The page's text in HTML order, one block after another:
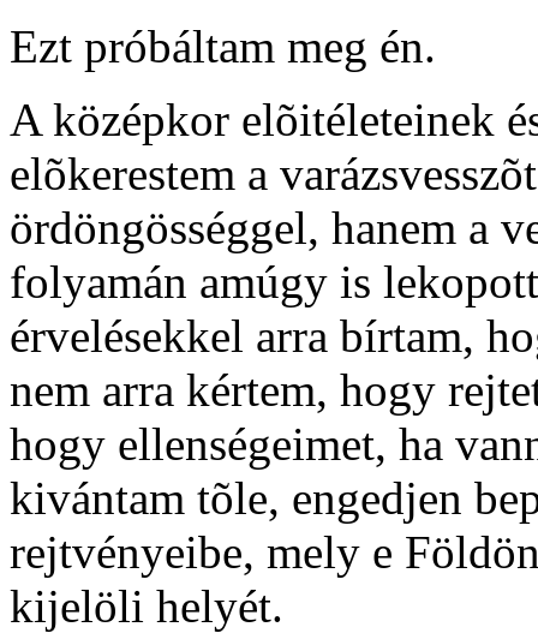
Ezt próbáltam meg én.
A középkor elõitéleteinek
elõkerestem a
ördöngösséggel, hanem a
folyamán amúgy is
érvelésekkel arra bírtam,
nem arra kértem, hogy
hogy ellenségeimet, ha
kivántam tõle, engedjen
rejtvényeibe, mely e
kijelöli helyét.